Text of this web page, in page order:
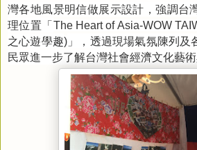
灣各地風景明信做展示設計，強調台
理位置「The Heart of Asia-WOW
之心遊學趣)」，透過現場氣氛陳列及
民眾進一步了解台灣社會經濟文化藝術